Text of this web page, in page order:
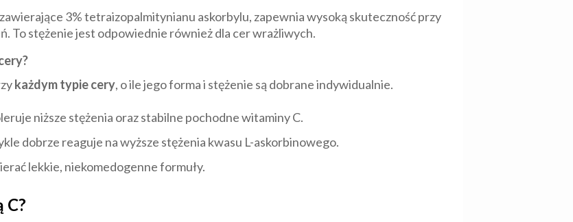
3% tetraizopalmitynianu askorbylu, zapewnia wysoką skuteczność przy
To stężenie jest odpowiednie również dla cer wrażliwych.
każdym typie cery, o ile jego forma i stężenie są dobrane indywidualnie.
niższe stężenia oraz stabilne pochodne witaminy C.
dobrze reaguje na wyższe stężenia kwasu L-askorbinowego.
lekkie, niekomedogenne formuły.
C?